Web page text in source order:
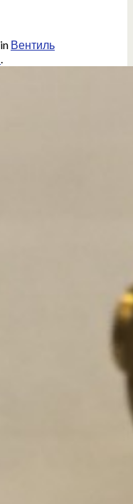
in Вентиль
.